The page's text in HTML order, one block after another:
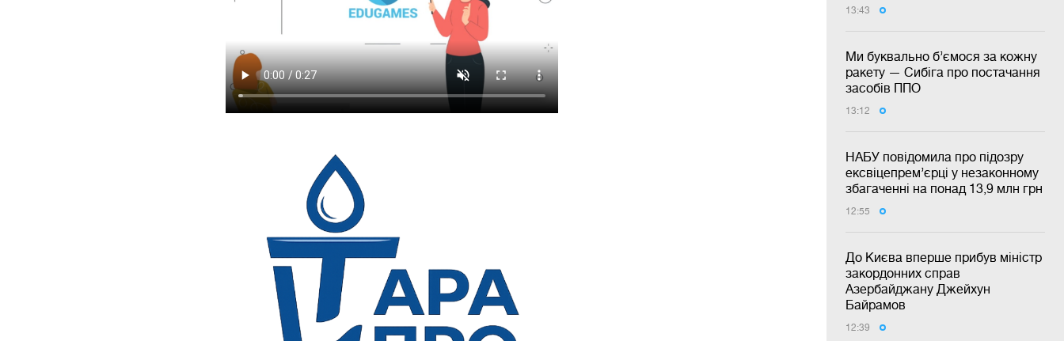
13:43
Ми буквально б’ємося за кожну
ракету — Сибіга про постачання
засобів ППО
13:12
НАБУ повідомила про підозру
ексвіцепрем’єрці у незаконному
збагаченні на понад 13,9 млн грн
12:55
До Києва вперше прибув міністр
закордонних справ
Азербайджану Джейхун
Байрамов
12:39